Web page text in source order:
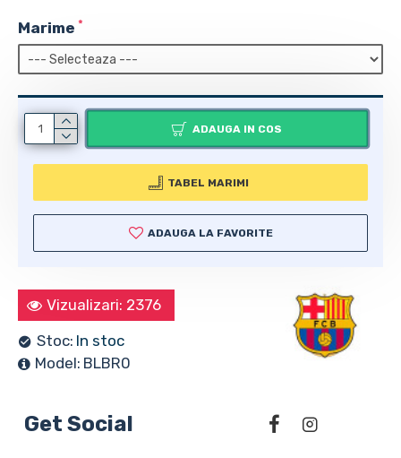
Stoc: In stoc
Model: BLBR0
Vizualizari: 2376
Marime
ADAUGA IN COS
TABEL MARIMI
ADAUGA LA FAVORITE
Get Social